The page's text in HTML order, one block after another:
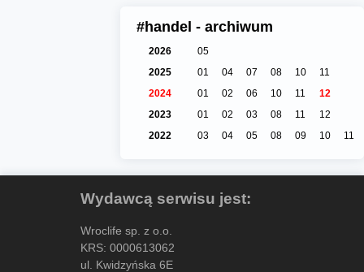
#handel - archiwum
2026
05
2025
01 04 07 08 10
11
2024
01 02 06 10 11
12
2023
01 02 03 08 11
12
2022
03 04 05 08 09 10 11
Wydawcą serwisu jest:
Wroclife sp. z o.o.
KRS: 0000613062
ul. Kwidzyńska 6E